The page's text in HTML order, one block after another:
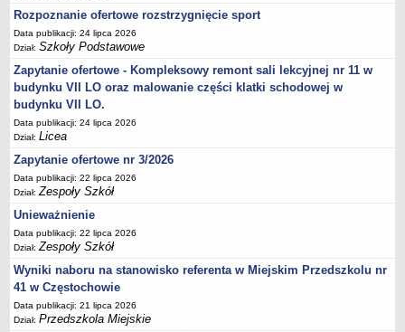
Zarządzenia
Rejestry, ewidencje, archiwa
Kontrole
PONOWNE WYKORZYSTYWANIE
Sprawozdania
Deklaracja dostępności
DEKLARACJA DOSTĘPNOŚCI
OŚWIADCZENIA MAJĄTKOWE
PONOWNE WYKORZYSTYWANIE
UDOSTĘPNIANIE INFORMACJI PUBLICZNEJ
Rozpoznanie ofertowe rozstrzygnięcie sport
Data publikacji: 24 lipca 2026
Dział:Szkoły Podstawowe
Zapytanie ofertowe - Kompleksowy remont sali lekcyjnej nr 11 w
budynku VII LO oraz malowanie części klatki schodowej w
budynku VII LO.
Data publikacji: 24 lipca 2026
Dział:Licea
Zapytanie ofertowe nr 3/2026
Data publikacji: 22 lipca 2026
Dział:Zespoły Szkół
Unieważnienie
Data publikacji: 22 lipca 2026
Dział:Zespoły Szkół
Wyniki naboru na stanowisko referenta w Miejskim Przedszkolu nr
41 w Częstochowie
Data publikacji: 21 lipca 2026
Dział:Przedszkola Miejskie